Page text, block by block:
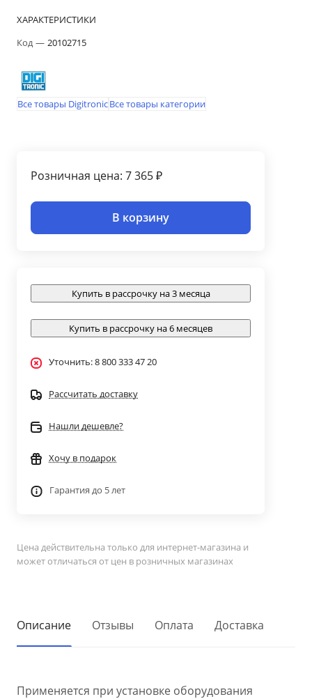
ХАРАКТЕРИСТИКИ
Код— 20102715
Все товары DigitronicВсе товары категории
Розничная цена: 7 365 ₽
В корзину
Купить в рассрочку на 3 месяца
Купить в рассрочку на 6 месяцев
Уточнить: 8 800 333 47 20
Рассчитать доставку
Нашли дешевле?
Хочу в подарок
Гарантия до 5 лет
Цена действительна только для интернет-магазина и
может отличаться от цен в розничных магазинах
Описание Отзывы Оплата Доставка
Применяется при установке оборудования